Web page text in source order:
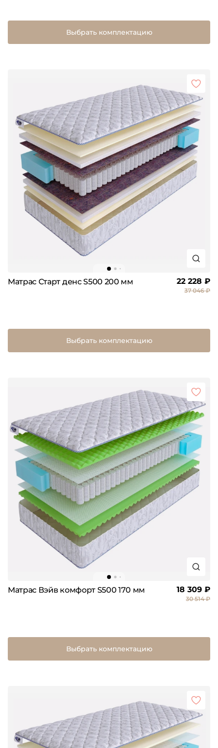
Выбрать комплектацию
Матрас Старт денс S500 200 мм 22 228 ₽
37 046 ₽
Выбрать комплектацию
Матрас Вэйв комфорт S500 170 мм 18 309 ₽
30 514 ₽
Выбрать комплектацию